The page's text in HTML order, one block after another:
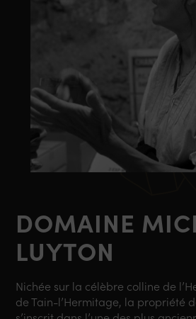
DOMAINE
LUYTON
Nichée sur la célèbre colline de
deTain-l’Hermitage, la propriété